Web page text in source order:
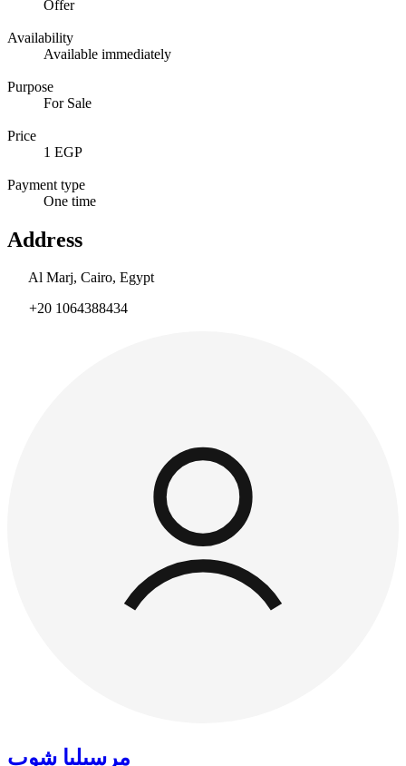
Offer
Availability
Available immediately
Purpose
For Sale
Price
1 EGP
Payment type
One time
Address
Al Marj, Cairo, Egypt
+20 1064388434
مرسيليا شوب